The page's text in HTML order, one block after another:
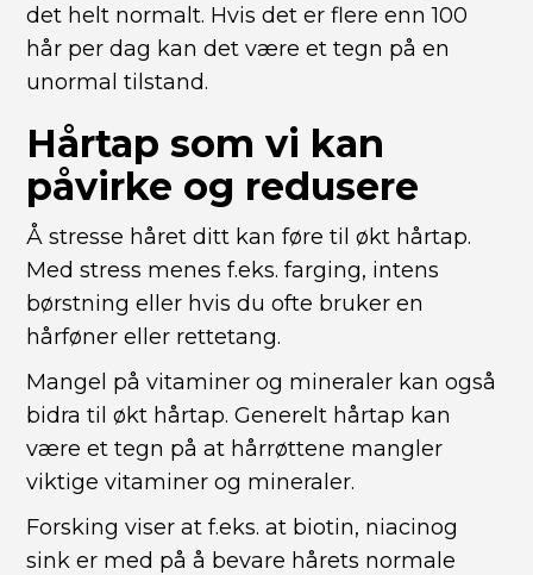
det helt normalt. Hvis det er flere enn 100
hår per dag kan det være et tegn på en
unormal tilstand.
Hårtap som vi kan
påvirke og redusere
Å stresse håret ditt kan føre til økt hårtap.
Med stress menes f.eks. farging, intens
børstning eller hvis du ofte bruker en
hårføner eller rettetang.
Mangel på vitaminer og mineraler kan også
bidra til økt hårtap. Generelt hårtap kan
være et tegn på at hårrøttene mangler
viktige vitaminer og mineraler.
Forsking viser at f.eks. at biotin, niacinog
sink er med på å bevare hårets normale